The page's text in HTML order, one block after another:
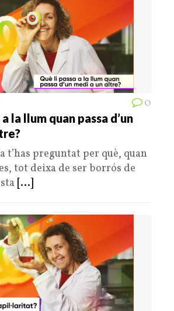
0
la llum quan passa d’un
t’has preguntat per què, quan
tot deixa de ser borrós de
[...]